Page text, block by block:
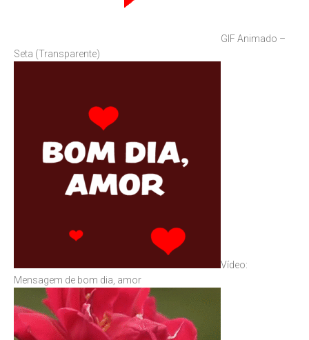
GIF Animado –
Seta (Transparente)
Vídeo:
Mensagem de bom dia, amor